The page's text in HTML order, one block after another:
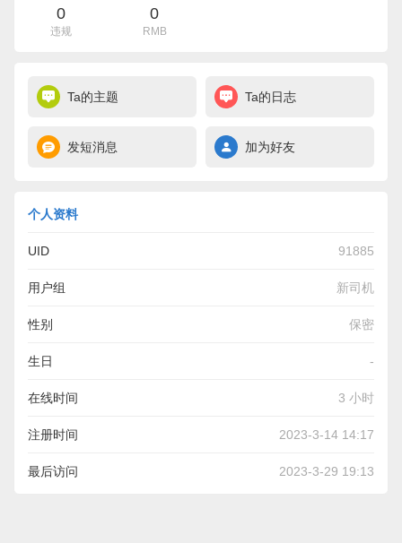
0
违规
0
RMB
Ta的主题 Ta的日志
发短消息 加为好友
个人资料
UID 91885
用户组 新司机
性别 保密
生日 -
在线时间 3 小时
注册时间 2023-3-14 14:17
最后访问 2023-3-29 19:13